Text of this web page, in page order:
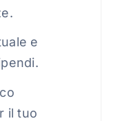
e
il tuo